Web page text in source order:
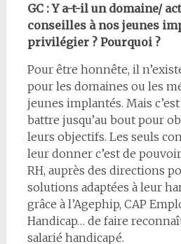
GC : Y a-t-il un domaine/
conseilles à nos jeunes
privilégier ? Pourquoi ?
Pour être honnête, il
pour les domaines ou les
jeunes implantés. Mais
battre jusqu’au bout pour
leurs objectifs. Les seuls
leur donner c’est de
RH, auprès des directions
solutions adaptées à leur
grâce à l’Agephip, CAP
Handicap… de faire
salarié handicapé.